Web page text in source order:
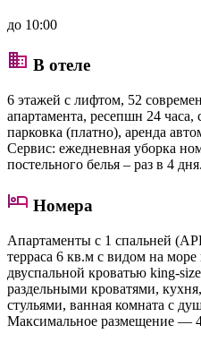
до 10:00
В отеле
6 этажей с лифтом, 52
апартамента, ресепшн 24
парковка (платно), аренда
Сервис: ежедневная уборка
постельного белья – раз в 4 дня.
Номера
Апартаменты с 1 спальней
терраса 6 кв.м с видом на
двуспальной кроватью king-
раздельными кроватями,
стульями, ванная комната с
Максимальное размещение — 4